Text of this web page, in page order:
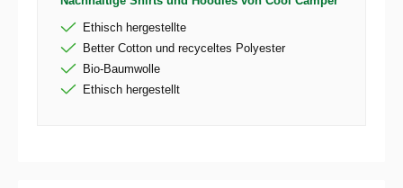
Ethisch hergestellte
Better Cotton und recyceltes Polyester
Bio-Baumwolle
Ethisch hergestellt